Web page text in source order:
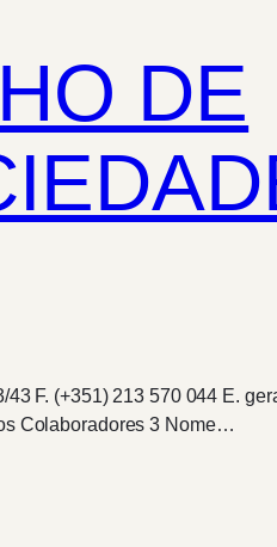
DE
F. (+351) 213 570 044 E.
Colaboradores 3 Nome…